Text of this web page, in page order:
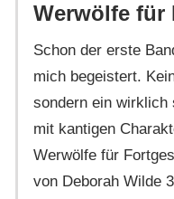
Werwölfe für
Schon der erste
mich begeistert.
sondern ein wirklich
mit kantigen
Werwölfe für
von Deborah Wilde